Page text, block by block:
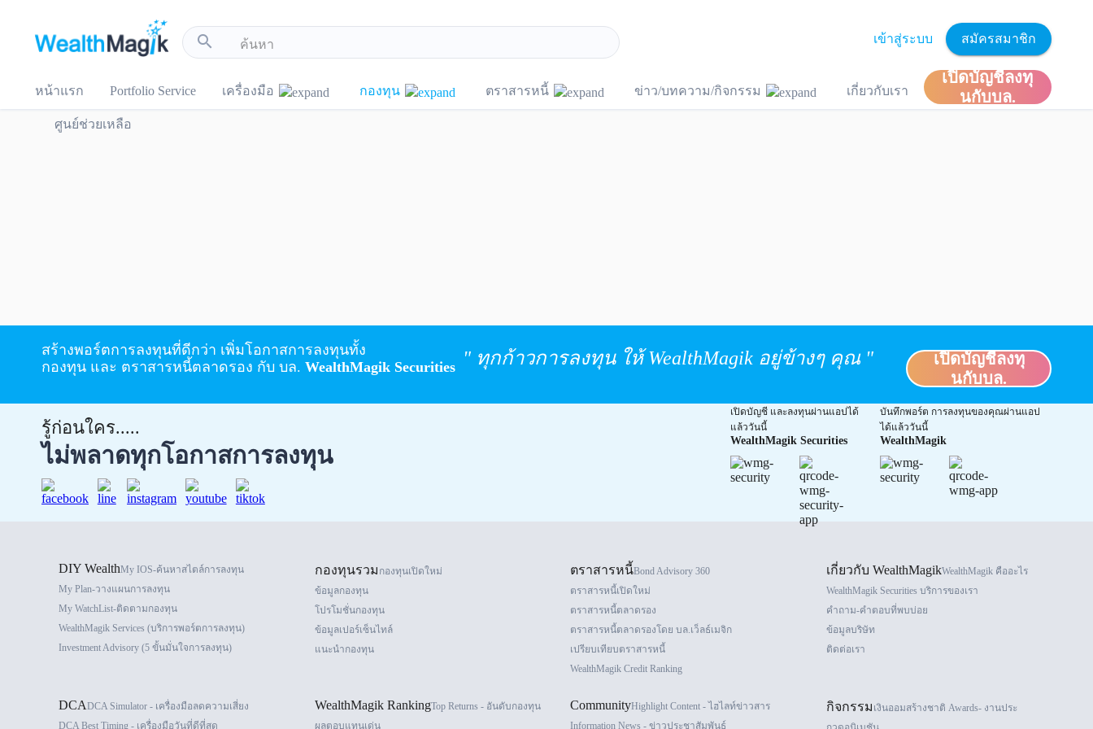
search เข้าสู่ระบบ สมัครสมาชิก
หน้าแรก Portfolio Service เครื่องมือ กองทุน ตราสารหนี้ ข่าว/บทความ/กิจกรรม เกี่ยวกับเรา
ศูนย์ช่วยเหลือ
เปิดบัญชีลงทุ
นกับบล.
สร้างพอร์ตการลงทุนที่ดีกว่า เพิ่มโอกาสการลงทุนทั้ง
กองทุน และ ตราสารหนี้ตลาดรอง กับ บล. WealthMagik Securities " ทุกก้าวการลงทุน ให้ WealthMagik อยู่ข้างๆ คุณ "
เปิดบัญชีลงทุ
นกับบล.
รู้ก่อนใคร.....
ไม่พลาดทุกโอกาสการลงทุน
เปิดบัญชี และลงทุนผ่านแอปได้
แล้ววันนี้
WealthMagik Securities
บันทึกพอร์ต การลงทุนของคุณผ่านแอป
ได้แล้ววันนี้
WealthMagik
DIY WealthMy IOS-ค้นหาสไตล์การลงทุน
My Plan-วางแผนการลงทุน
My WatchList-ติดตามกองทุน
WealthMagik Services (บริการพอร์ตการลงทุน)
Investment Advisory (5 ขั้นมั่นใจการลงทุน)
กองทุนรวม กองทุนเปิดใหม่
ข้อมูลกองทุน
โปรโมชั่นกองทุน
ข้อมูลเปอร์เซ็นไทล์
แนะนำกองทุน
ตราสารหนี้Bond Advisory 360
ตราสารหนี้เปิดใหม่
ตราสารหนี้ตลาดรอง
ตราสารหนี้ตลาดรองโดย บล.เว็ลธ์เมจิก
เปรียบเทียบตราสารหนี้
WealthMagik Credit Ranking
เกี่ยวกับ WealthMagikWealthMagik คืออะไร
WealthMagik Securities บริการของเรา
คำถาม-คำตอบที่พบบ่อย
ข้อมูลบริษัท
ติดต่อเรา
DCADCA Simulator - เครื่องมือลดความเสี่ยง
DCA Best Timing - เครื่องมือวันที่ดีที่สุด
WealthMagik RankingTop Returns - อันดับกองทุน
ผลตอบแทนเด่น
CommunityHighlight Content - ไฮไลท์ข่าวสาร
Information News - ข่าวประชาสัมพันธ์
กิจกรรม เงินออมสร้างชาติ Awards- งานประ